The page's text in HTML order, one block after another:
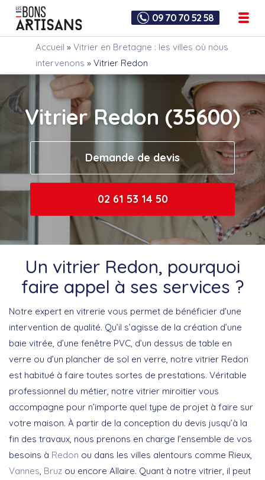
09 70 70 52 58
Accueil » Vitrier en Bretagne : les villes où nous
intervenons » Vitrier Redon
Vitrier Redon (35600)
Demande de devis
02 61 53 14 50
Un vitrier Redon, pourquoi
faire appel à ses services ?
Notre expert en vitrerie vous permet de bénéficier d’une
intervention de qualité. Qu’il s’agisse de la création d’une
baie vitrée, d’une fenêtre PVC, d’un dessus de table en
verre ou d’un plancher de sol en verre, notre vitrier Redon
est habitué à faire toutes sortes de prestations. Véritable
professionnel du métier, notre vitrier miroitier vous
accompagne pour n’importe quel type de projet à faire sur
votre maison. À partir de la conception du devis jusqu’à la
fin des travaux, nous prenons en charge l’ensemble de vos
besoins à Redon ou dans les villes alentours comme Rieux,
Vannes Bruz ou encore Allaire. Quant à notre vitrier, il peut